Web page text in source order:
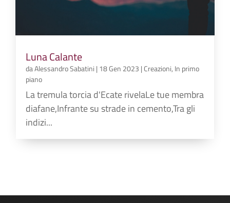
Luna Calante
daAlessandro Sabatini | 18 Gen 2023 |Creazioni, In primo
piano
La tremula torcia d'Ecate rivelaLe tue membra
diafane,Infrante su strade in cemento,Tra gli
indizi...